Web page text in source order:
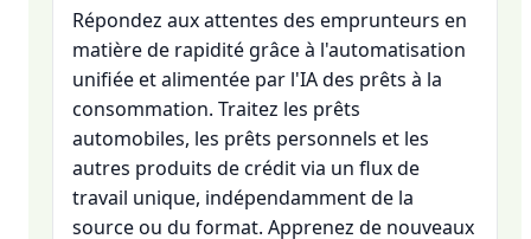
Répondez aux attentes des emprunteurs en
matière de rapidité grâce à l'automatisation
unifiée et alimentée par l'IA des prêts à la
consommation. Traitez les prêts
automobiles, les prêts personnels et les
autres produits de crédit via un flux de
travail unique, indépendamment de la
source ou du format. Apprenez de nouveaux